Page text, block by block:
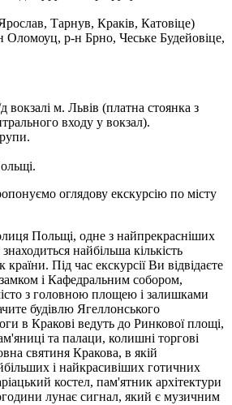
Тарнув, Краків, Катовіце)
Оломоуц, р-н Брно, Чеське Будейовіце,
вокзалі м. Львів (платна стоянка з
входу у вокзал).
оглядову екскурсію по місту
Польщі, одне з найпрекрасніших
найбільша кількість
Під час екскурсії Ви відвідаєте
і Кафедральним собором,
з головною площею і залишками
будівлю Ягеллонського
в Кракові ведуть до Ринкової площі,
та палаци, колишні торгові
святиня Кракова, в якій
і найкрасивіших готичних
костел, пам'ятник архітектури
лунає сигнал, який є музичним